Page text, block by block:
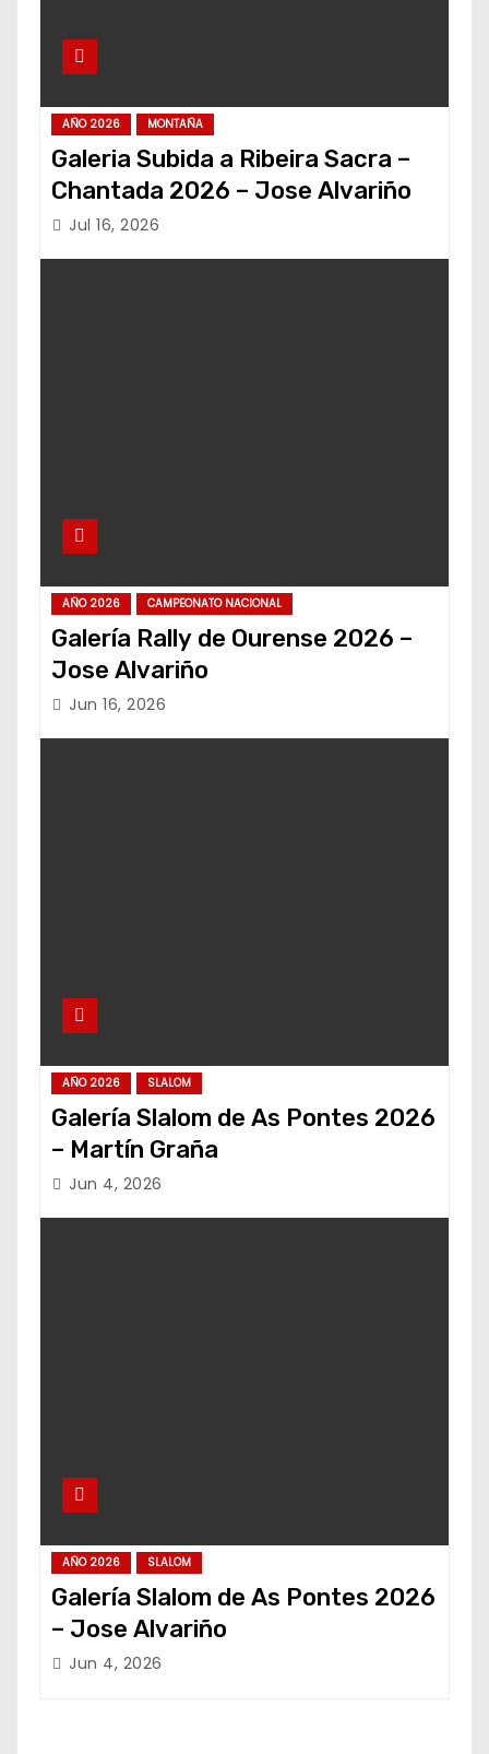
AÑO 2026 MONTAÑA
Galeria Subida a Ribeira Sacra –
Chantada 2026 – Jose Alvariño
Jul 16, 2026
AÑO 2026 CAMPEONATO NACIONAL
Galería Rally de Ourense 2026 –
Jose Alvariño
Jun 16, 2026
AÑO 2026 SLALOM
Galería Slalom de As Pontes 2026
– Martín Graña
Jun 4, 2026
AÑO 2026 SLALOM
Galería Slalom de As Pontes 2026
– Jose Alvariño
Jun 4, 2026